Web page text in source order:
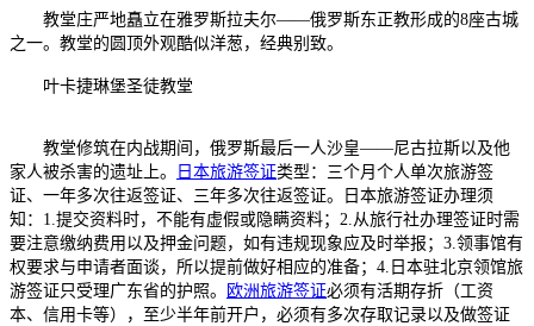
教堂庄严地矗立在雅罗斯拉夫尔——俄罗斯东正教形成的8座古城
之一。教堂的圆顶外观酷似洋葱，经典别致。
叶卡捷琳堡圣徒教堂
教堂修筑在内战期间，俄罗斯最后一人沙皇——尼古拉斯以及他
家人被杀害的遗址上。
日本旅游签证类型：三个月个人单次旅游签
证、一年多次往返签证、三年多次往返签证。日本旅游签证办理须
知：1.提交资料时，不能有虚假或隐瞒资料；2.从旅行社办理签证时需
要注意缴纳费用以及押金问题，如有违规现象应及时举报；3.领事馆有
权要求与申请者面谈，所以提前做好相应的准备；4.日本驻北京领馆旅
游签证只受理广东省的护照。
欧洲旅游签证必须有活期存折（工资
本、信用卡等），至少半年前开户，必须有多次存取记录以及做签证